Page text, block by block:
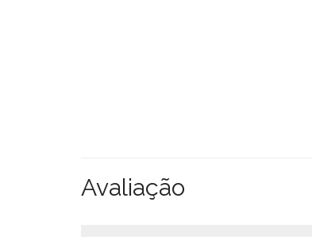
Avaliação